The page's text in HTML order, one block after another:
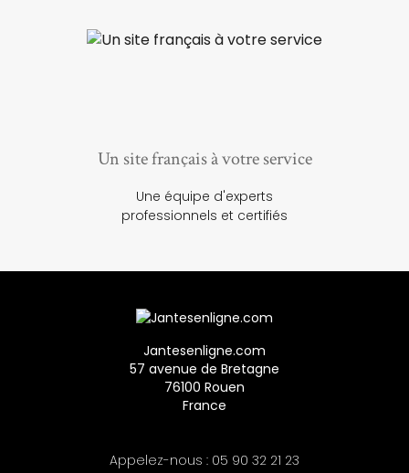
Un site français à votre service
Une équipe d'experts
professionnels et certifiés
Jantesenligne.com
57 avenue de Bretagne
76100 Rouen
France
Appelez-nous : 05 90 32 21 23